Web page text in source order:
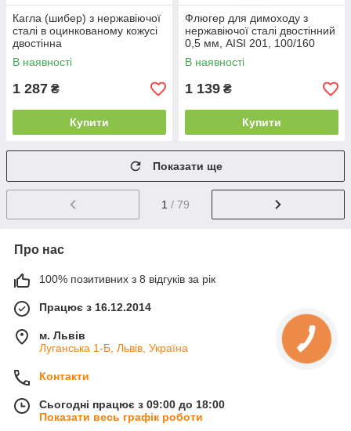
Кагла (шибер) з нержавіючої
сталі в оцинкованому кожусі
двостінна
В наявності
1 287 ₴
Купити
Флюгер для димоходу з
нержавіючої сталі двостінний
0,5 мм, AISI 201, 100/160
В наявності
1 139 ₴
Купити
Показати ще
1 / 79
Про нас
100% позитивних з 8 відгуків за рік
Працює з 16.12.2014
м. Львів
Луганська 1-Б, Львів, Україна
Контакти
Сьогодні працює з 09:00 до 18:00
Показати весь графік роботи